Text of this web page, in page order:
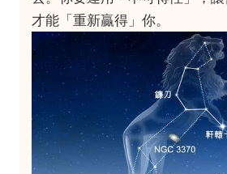
才能「重新贏得」你。